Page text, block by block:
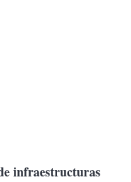
infraestructuras